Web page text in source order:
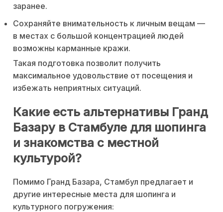
заранее.
Сохраняйте внимательность к личным вещам —
в местах с большой концентрацией людей
возможны карманные кражи.
Такая подготовка позволит получить
максимальное удовольствие от посещения и
избежать неприятных ситуаций.
Какие есть альтернативы Гранд
Базару в Стамбуле для шопинга
и знакомства с местной
культурой?
Помимо Гранд Базара, Стамбул предлагает и
другие интересные места для шопинга и
культурного погружения: